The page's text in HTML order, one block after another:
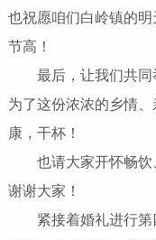
也祝愿咱们白岭镇的
节高！
最后，让我们共同
为了这份浓浓的乡情
康，干杯！
也请大家开怀畅饮
谢谢大家！
紧接着婚礼进行第